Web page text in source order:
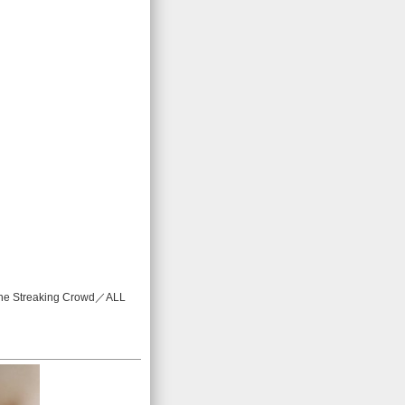
Streaking Crowd／ALL